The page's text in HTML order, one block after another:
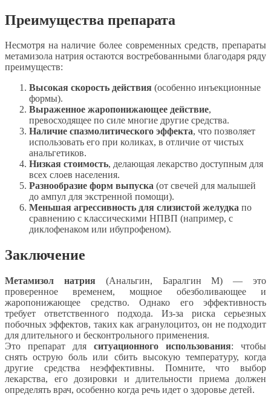
Преимущества препарата
Несмотря на наличие более современных средств, препараты
метамизола натрия остаются востребованными благодаря ряду
преимуществ:
Высокая скорость действия (особенно инъекционные
формы).
Выраженное жаропонижающее действие,
превосходящее по силе многие другие средства.
Наличие спазмолитического эффекта, что позволяет
использовать его при коликах, в отличие от чистых
анальгетиков.
Низкая стоимость, делающая лекарство доступным для
всех слоев населения.
Разнообразие форм выпуска (от свечей для малышей
до ампул для экстренной помощи).
Меньшая агрессивность для слизистой желудка по
сравнению с классическими НПВП (например, с
диклофенаком или ибупрофеном).
Заключение
Метамизол натрия(Анальгин, Баралгин М) — это
проверенное временем, мощное обезболивающее и
жаропонижающее средство. Однако его эффективность
требует ответственного подхода. Из-за риска серьезных
побочных эффектов, таких как агранулоцитоз, он не подходит
для длительного и бесконтрольного применения.
Это препарат для ситуационного использования: чтобы
снять острую боль или сбить высокую температуру, когда
другие средства неэффективны. Помните, что выбор
лекарства, его дозировки и длительности приема должен
определять врач, особенно когда речь идет о здоровье детей.